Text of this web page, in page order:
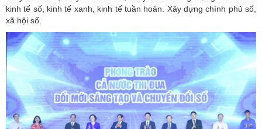
kinh tế số, kinh tế xanh, kinh tế tuần hoàn. Xây dựng chính phủ số,
xã hội số.